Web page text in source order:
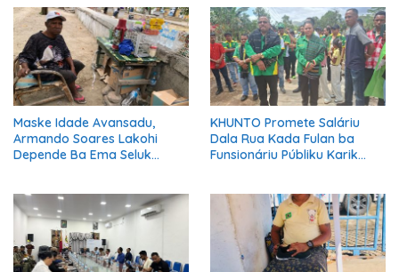
Maske Idade Avansadu,
Armando Soares Lakohi
Depende Ba Ema Seluk
KHUNTO Promete Saláriu
Dala Rua Kada Fulan ba
Funsionáriu Públiku Karik